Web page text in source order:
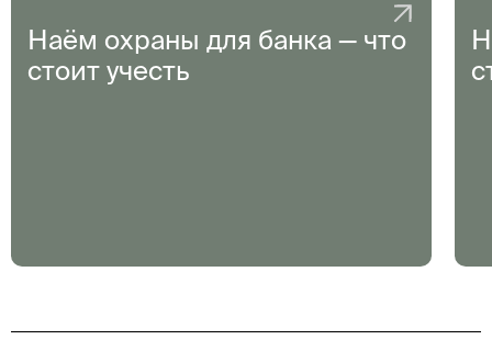
Наём охраны для банка — что
стоит учесть